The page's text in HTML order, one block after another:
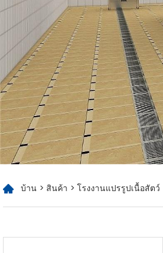
บ้าน > สินค้า > โรงงานแปรรูปเนื้อสัตว์